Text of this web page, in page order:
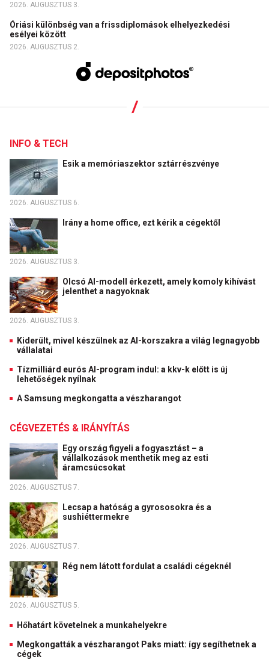
2026. AUGUSZTUS 3.
Óriási különbség van a frissdiplomások elhelyezkedési
esélyei között
2026. AUGUSZTUS 2.
INFO & TECH
Esik a memóriaszektor sztárrészvénye
2026. AUGUSZTUS 6.
Irány a home office, ezt kérik a cégektől
2026. AUGUSZTUS 3.
Olcsó AI-modell érkezett, amely komoly kihívást
jelenthet a nagyoknak
2026. AUGUSZTUS 3.
Kiderült, mivel készülnek az AI-korszakra a világ legnagyobb
vállalatai
Tízmilliárd eurós AI-program indul: a kkv-k előtt is új
lehetőségek nyílnak
A Samsung megkongatta a vészharangot
CÉGVEZETÉS & IRÁNYÍTÁS
Egy ország figyeli a fogyasztást – a
vállalkozások menthetik meg az esti
áramcsúcsokat
2026. AUGUSZTUS 7.
Lecsap a hatóság a gyrososokra és a
sushiéttermekre
2026. AUGUSZTUS 7.
Rég nem látott fordulat a családi cégeknél
2026. AUGUSZTUS 5.
Hőhatárt követelnek a munkahelyekre
Megkongatták a vészharangot Paks miatt: így segíthetnek a
cégek